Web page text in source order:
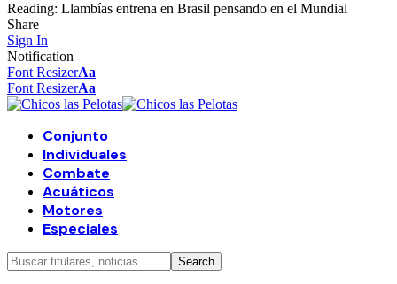
Reading: Llambías entrena en Brasil pensando en el Mundial
Share
Sign In
Notification
Font ResizerAa
Font ResizerAa
Conjunto
Individuales
Combate
Acuáticos
Motores
Especiales